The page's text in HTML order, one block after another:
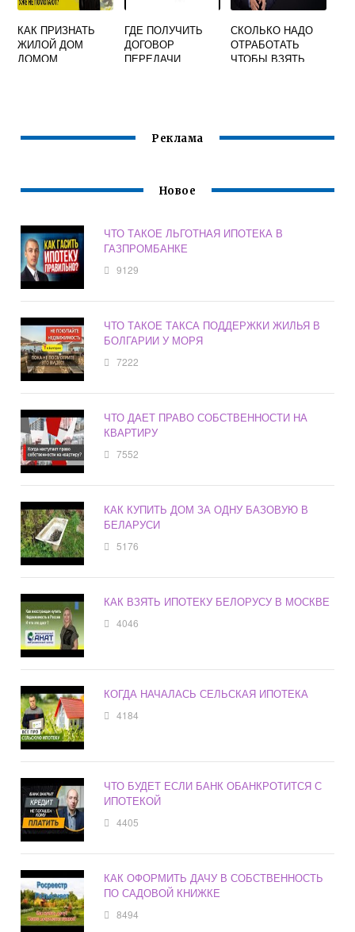
КАК ПРИЗНАТЬ
ЖИЛОЙ ДОМ
ДОМОМ
ГДЕ ПОЛУЧИТЬ
ДОГОВОР
ПЕРЕДАЧИ
СКОЛЬКО НАДО
ОТРАБОТАТЬ
ЧТОБЫ ВЗЯТЬ
Реклама
Новое
ЧТО ТАКОЕ ЛЬГОТНАЯ ИПОТЕКА В
ГАЗПРОМБАНКЕ
9129
ЧТО ТАКОЕ ТАКСА ПОДДЕРЖКИ ЖИЛЬЯ В
БОЛГАРИИ У МОРЯ
7222
ЧТО ДАЕТ ПРАВО СОБСТВЕННОСТИ НА
КВАРТИРУ
7552
КАК КУПИТЬ ДОМ ЗА ОДНУ БАЗОВУЮ В
БЕЛАРУСИ
5176
КАК ВЗЯТЬ ИПОТЕКУ БЕЛОРУСУ В МОСКВЕ
4046
КОГДА НАЧАЛАСЬ СЕЛЬСКАЯ ИПОТЕКА
4184
ЧТО БУДЕТ ЕСЛИ БАНК ОБАНКРОТИТСЯ С
ИПОТЕКОЙ
4405
КАК ОФОРМИТЬ ДАЧУ В СОБСТВЕННОСТЬ
ПО САДОВОЙ КНИЖКЕ
8494